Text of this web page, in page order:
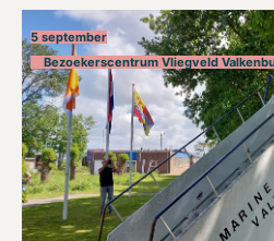
5 september
Bezoekerscentrum Vliegveld